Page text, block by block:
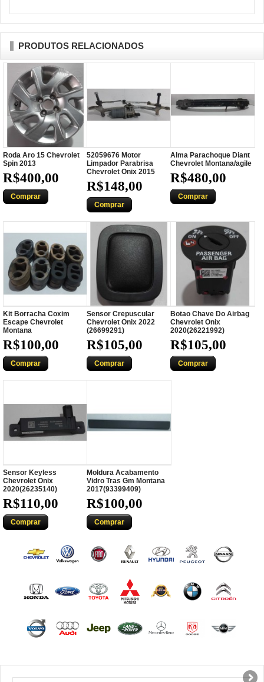
PRODUTOS RELACIONADOS
Roda Aro 15 Chevrolet
Spin 2013
R$400,00
Comprar
52059676 Motor
Limpador Parabrisa
Chevrolet Onix 2015
R$148,00
Comprar
Alma Parachoque Diant
Chevrolet Montana/agile
R$480,00
Comprar
Kit Borracha Coxim
Escape Chevrolet
Montana
R$100,00
Comprar
Sensor Crepuscular
Chevrolet Onix 2022
(26699291)
R$105,00
Comprar
Botao Chave Do Airbag
Chevrolet Onix
2020(26221992)
R$105,00
Comprar
Sensor Keyless
Chevrolet Onix
2020(26235140)
R$110,00
Comprar
Moldura Acabamento
Vidro Tras Gm Montana
2017(93399409)
R$100,00
Comprar